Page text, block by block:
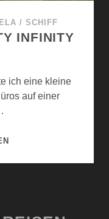
/ SCHIFF
INFINITY
ich eine kleine
auf einer
AUF